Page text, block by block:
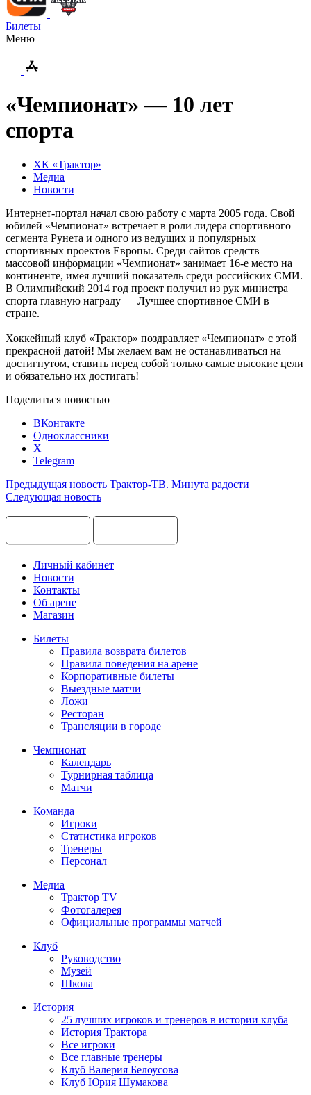
Билеты
Меню
«Чемпионат» — 10 лет
спорта
ХК «Трактор»
Медиа
Новости
Интернет-портал начал свою работу с марта 2005 года. Свой
юбилей «Чемпионат» встречает в роли лидера спортивного
сегмента Рунета и одного из ведущих и популярных
спортивных проектов Европы. Среди сайтов средств
массовой информации «Чемпионат» занимает 16-е место на
континенте, имея лучший показатель среди российских СМИ.
В Олимпийский 2014 год проект получил из рук министра
спорта главную награду — Лучшее спортивное СМИ в
стране.
Хоккейный клуб «Трактор» поздравляет «Чемпионат» с этой
прекрасной датой! Мы желаем вам не останавливаться на
достигнутом, ставить перед собой только самые высокие цели
и обязательно их достигать!
Поделиться новостью
ВКонтакте
Одноклассники
X
Telegram
Предыдущая новость Трактор-ТВ. Минута радости
Следующая новость
Личный кабинет
Новости
Контакты
Об арене
Магазин
Билеты
Правила возврата билетов
Правила поведения на арене
Корпоративные билеты
Выездные матчи
Ложи
Ресторан
Трансляции в городе
Чемпионат
Календарь
Турнирная таблица
Матчи
Команда
Игроки
Статистика игроков
Тренеры
Персонал
Медиа
Трактор TV
Фотогалерея
Официальные программы матчей
Клуб
Руководство
Музей
Школа
История
25 лучших игроков и тренеров в истории клуба
История Трактора
Все игроки
Все главные тренеры
Клуб Валерия Белоусова
Клуб Юрия Шумакова